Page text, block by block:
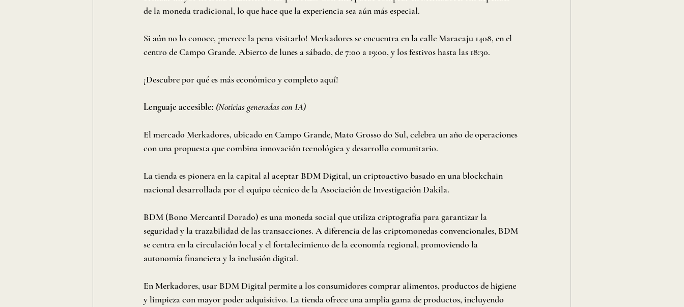
de la moneda tradicional, lo que hace que la experiencia sea aún más especial.
Si aún no lo conoce, ¡merece la pena visitarlo! Merkadores se encuentra en la calle Maracaju 1408, en el
centro de Campo Grande. Abierto de lunes a sábado, de 7:00 a 19:00, y los festivos hasta las 18:30.
¡Descubre por qué es más económico y completo aquí!
Lenguaje accesible: (Noticias generadas con IA)
El mercado Merkadores, ubicado en Campo Grande, Mato Grosso do Sul, celebra un año de operaciones
con una propuesta que combina innovación tecnológica y desarrollo comunitario.
La tienda es pionera en la capital al aceptar BDM Digital, un criptoactivo basado en una blockchain
nacional desarrollada por el equipo técnico de la Asociación de Investigación Dakila.
BDM (Bono Mercantil Dorado) es una moneda social que utiliza criptografía para garantizar la
seguridad y la trazabilidad de las transacciones. A diferencia de las criptomonedas convencionales, BDM
se centra en la circulación local y el fortalecimiento de la economía regional, promoviendo la
autonomía financiera y la inclusión digital.
En Merkadores, usar BDM Digital permite a los consumidores comprar alimentos, productos de higiene
y limpieza con mayor poder adquisitivo. La tienda ofrece una amplia gama de productos, incluyendo